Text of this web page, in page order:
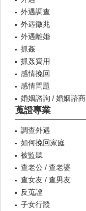
外遇調查
外遇徵兆
外遇離婚
抓姦
抓姦費用
感情挽回
感情問題
婚姻諮詢 / 婚姻諮商
蒐證專業
調查外遇
如何挽回家庭
被監聽
查老公 / 查老婆
查女友 / 查男友
反蒐證
子女行蹤